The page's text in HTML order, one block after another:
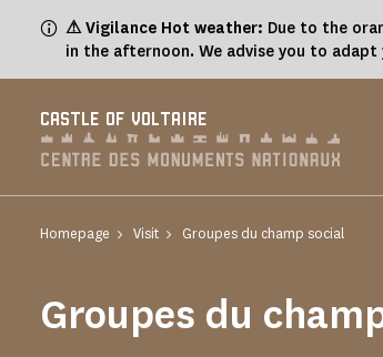
⚠ Vigilance Hot weather: Due to the
in the afternoon. We advise you to
CASTLE OF VOLTAIRE
Homepage Visit Groupes du champ social
Groupes du